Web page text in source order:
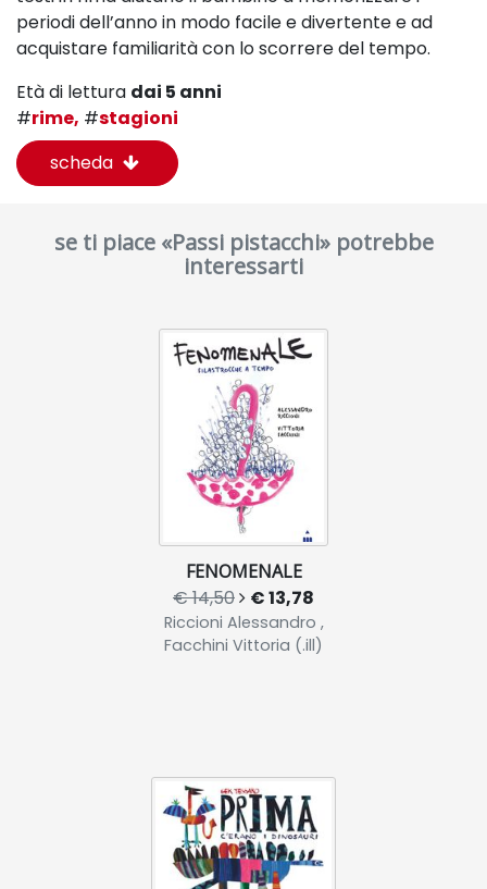
periodi dell’anno in modo facile e divertente e ad
acquistare familiarità con lo scorrere del tempo.
Età di lettura dai 5 anni
#rime, #stagioni
scheda
se ti piace «Passi pistacchi» potrebbe
interessarti
FENOMENALE
€ 14,50 € 13,78
Riccioni Alessandro ,
Facchini Vittoria (.ill)